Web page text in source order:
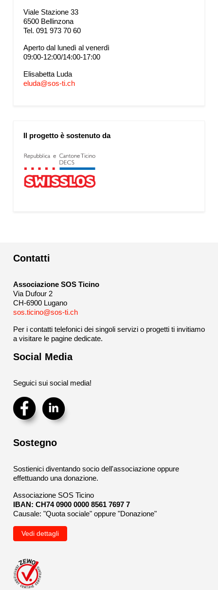
Viale Stazione 33
6500 Bellinzona
Tel. 091 973 70 60
Aperto dal lunedì al venerdì
09:00-12:00/14:00-17:00
Elisabetta Luda
eluda@sos-ti.ch
Il progetto è sostenuto da
Contatti
Associazione SOS Ticino
Via Dufour 2
CH-6900 Lugano
sos.ticino@sos-ti.ch
Per i contatti telefonici dei singoli servizi o progetti ti invitiamo
a visitare le pagine dedicate.
Social Media
Seguici sui social media!
Sostegno
Sostienici diventando socio dell'associazione oppure
effettuando una donazione.
Associazione SOS Ticino
IBAN: CH74 0900 0000 8561 7697 7
Causale: "Quota sociale" oppure "Donazione"
Vedi dettagli